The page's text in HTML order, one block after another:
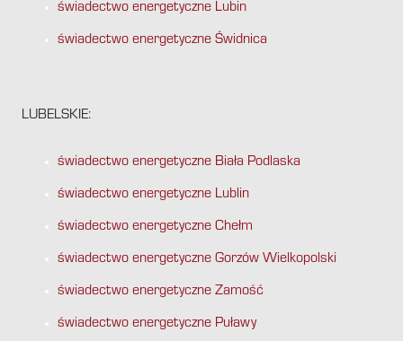
świadectwo energetyczne Lubin
świadectwo energetyczne Świdnica
LUBELSKIE:
świadectwo energetyczne Biała Podlaska
świadectwo energetyczne Lublin
świadectwo energetyczne Chełm
świadectwo energetyczne Gorzów Wielkopolski
świadectwo energetyczne Zamość
świadectwo energetyczne Puławy